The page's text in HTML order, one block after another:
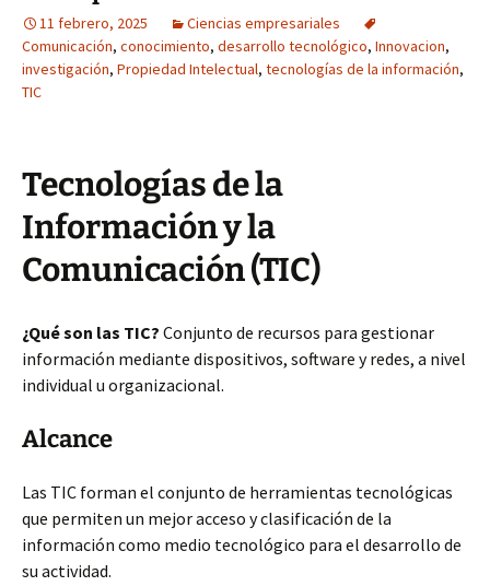
11 febrero, 2025
Ciencias empresariales
Comunicación, conocimiento, desarrollo tecnológico, Innovacion,
investigación, Propiedad Intelectual, tecnologías de la información,
TIC
Tecnologías de la
Información y la
Comunicación (TIC)
¿Qué son las TIC? Conjunto de recursos para gestionar
información mediante dispositivos, software y redes, a nivel
individual u organizacional.
Alcance
Las TIC forman el conjunto de herramientas tecnológicas
que permiten un mejor acceso y clasificación de la
información como medio tecnológico para el desarrollo de
su actividad.